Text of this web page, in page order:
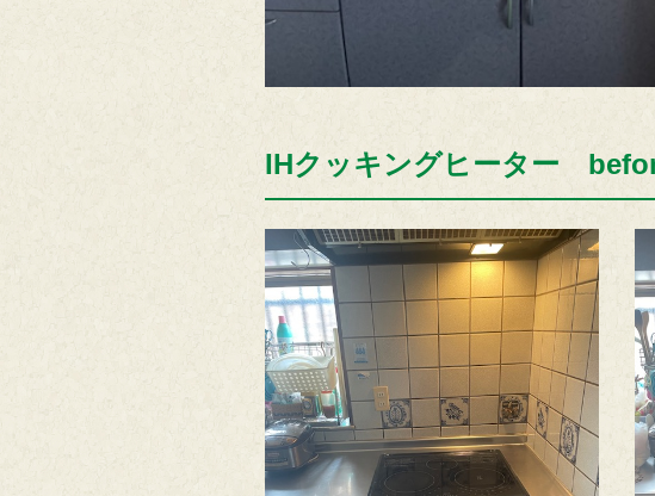
IHクッキングヒーター